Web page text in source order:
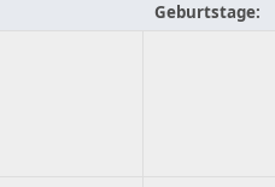
Geburtstage: